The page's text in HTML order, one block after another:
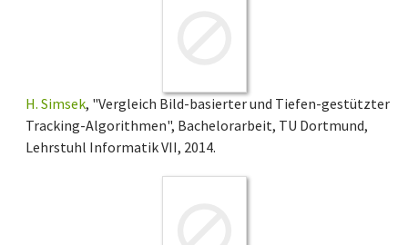
H. Simsek, "Vergleich Bild-basierter und Tiefen-gestützter
Tracking-Algorithmen", Bachelorarbeit, TU Dortmund,
Lehrstuhl Informatik VII, 2014.